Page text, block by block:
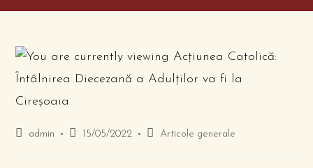
admin 15/05/2022 Articole generale